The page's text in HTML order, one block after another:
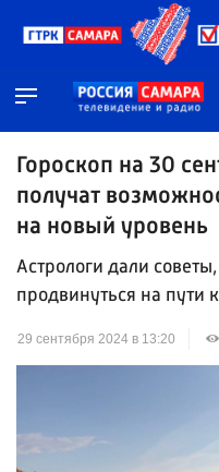
Гороскоп на 30
получат
на новый уровень
Астрологи дали
продвинуться на пути
29 сентября 2024 в 13:20